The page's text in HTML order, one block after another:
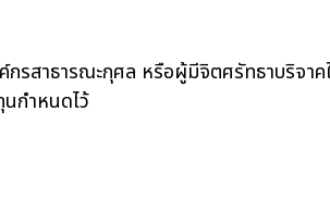
รสาธารณะกุศล หรือผู้มีจิตศรัทธาบริจ
กำหนดไว้